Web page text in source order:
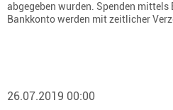
abgegeben wurden. Spenden mittels
Bankkonto werden mit zeitlicher
26.07.2019 00:00